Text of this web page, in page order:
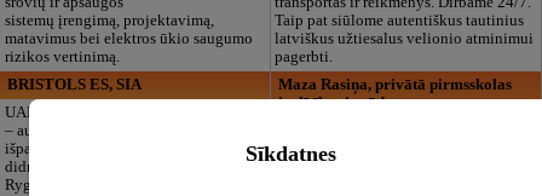
sistemų įrengimą, projektavimą,
matavimus bei elektros ūkio saugumo
rizikos vertinimą.
Taip pat siūlome autentiškus tautinius
latviškus užtiesalus velionio atminimui
pagerbti.
BRISTOLS ES, SIA
UAB „Bristols ES“
– audinių
išparduotuvė ir
didmeninė prekyba
Rygoje. Kokybiška
Maza Rasiņa, privātā pirmsskolas
izglītības iestāde
darželis „Maza
Rasiņa“
Sīkdatnes